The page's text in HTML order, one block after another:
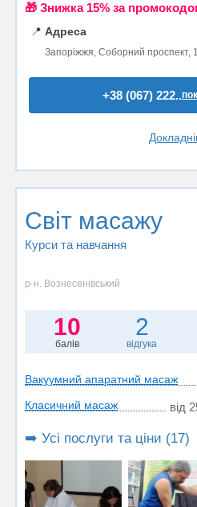
🎁 Знижка 15% за
📍 Адреса
Запоріжжя, Соборний проспект,
+38 (067) 222..
Світ масажу
Курси та навчання
р-н. Вознесенівський
10
балів
2
відгука
Вакуумний апаратний масаж
Класичний масаж від
➡️ Усі послуги та ціни (17)